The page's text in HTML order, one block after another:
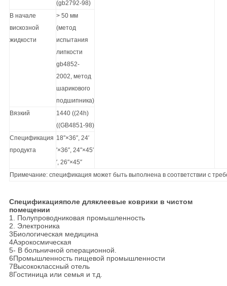
(gb2792-98)
В начале
вискозной
жидкости
> 50 мм
(метод
испытания
липкости
gb4852-
2002, метод
шарикового
подшипника)
Вязкий
1440 ((24h)
((GB4851-98)
Спецификация
продукта
18′′×36′′, 24′
′×36′′, 24′′×45′
′, 26′′×45′′
Примечание: спецификация может быть выполнена в соответствии с
Спецификацияполе дляклеевые коврики в чистом
помещении
1. Полупроводниковая промышленность
2. Электроника
3Биологическая медицина
4Аэрокосмическая
5- В больничной операционной.
6Промышленность пищевой промышленности
7Высококлассный отель
8Гостиница или семья и т.д.